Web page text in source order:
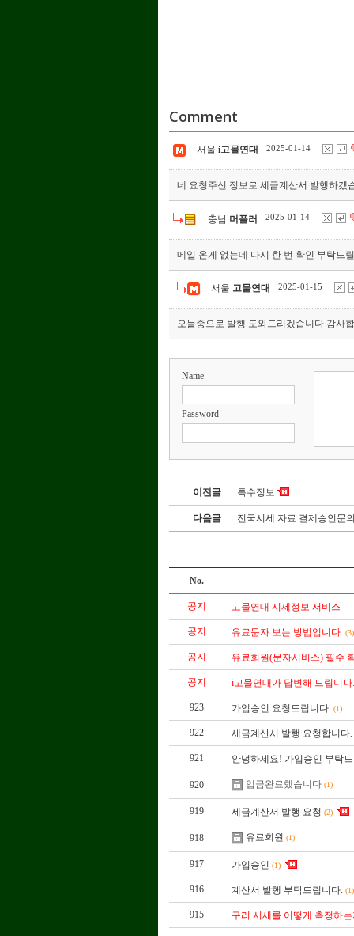
Comment
서울i고물연대 2025-01-14
네 요청주신 정보로 세금계산서 발행하겠
충남 머플러 2025-01-14
메일 온게 없는데 다시 한 번 확인 부탁드
서울 고물연대 2025-01-15
오늘중으로 발행 도와드리겠습니다 감사
Name
Password
이전글 특수정보
다음글 전국시세 자료 결제승인문
No.
공지 고물연대 시세정보 서비스
공지 유료문자 보는 방법입니다. (3)
공지 유료회원(문자서비스) 필수
공지 i고물연대가 답변해 드립니다
923 가입승인 요청드립니다. (1)
922 세금계산서 발행 요청합니다.
921 안녕하세요! 가입승인 부탁
920 입금완료했습니다 (1)
919 세금계산서 발행 요청 (2)
918 유료회원 (1)
917 가입승인 (1)
916 계산서 발행 부탁드립니다. (1)
915 구리 시세를 어떻게 측정하